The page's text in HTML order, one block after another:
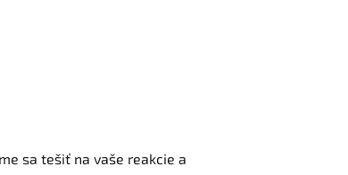
sa tešiť na vaše reakcie a